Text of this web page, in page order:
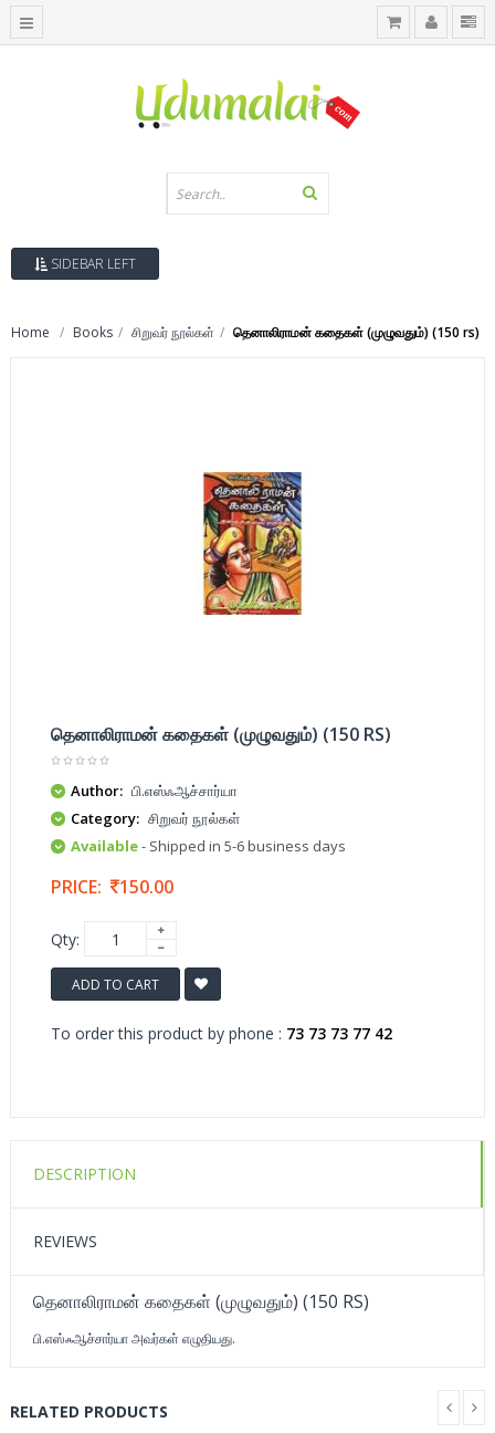
SIDEBAR LEFT
Home Books சிறுவர் நூல்கள் தெனாலிராமன் கதைகள் (முழுவதும்) (150 rs)
தெனாலிராமன் கதைகள் (முழுவதும்) (150 RS)
Author: பி.எஸ்ஃஆச்சார்யா
Category: சிறுவர் நூல்கள்
Available- Shipped in 5-6 business days
PRICE: 150.00
Qty:
ADD TO CART
To order this product by phone : 73 73 73 77 42
DESCRIPTION
REVIEWS
தெனாலிராமன் கதைகள் (முழுவதும்) (150 RS)
பி.எஸ்ஃஆச்சார்யா அவர்கள் எழுதியது.
RELATED PRODUCTS